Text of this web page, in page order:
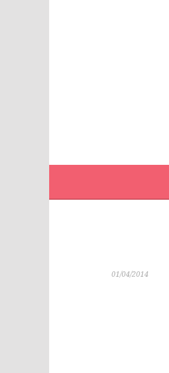
01/04/2014